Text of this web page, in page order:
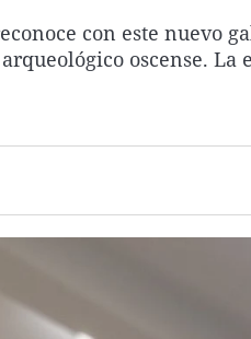
con este nuevo
oscense. La